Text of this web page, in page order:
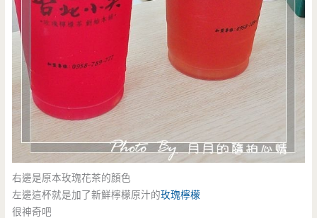
右邊是原本玫瑰花茶的顏色
左邊這杯就是加了新鮮檸檬原汁的玫瑰檸檬
很神奇吧